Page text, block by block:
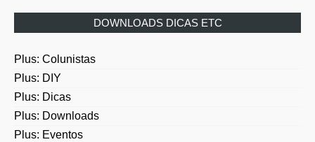
DOWNLOADS DICAS ETC
Plus: Colunistas
Plus: DIY
Plus: Dicas
Plus: Downloads
Plus: Eventos